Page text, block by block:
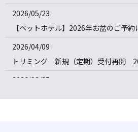
2026/05/23
【ペットホテル】2026年お盆のご予約
2026/04/09
トリミング 新規（定期）受付再開
2026/03/25